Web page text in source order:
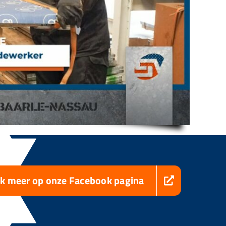
meer op onze Facebook pagina